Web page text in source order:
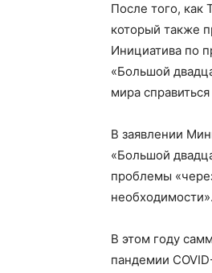
После того, как
который также
Инициатива по
«Большой
мира
В заявлении
«Большой
проблемы
необходимости».
В этом году
пандемии